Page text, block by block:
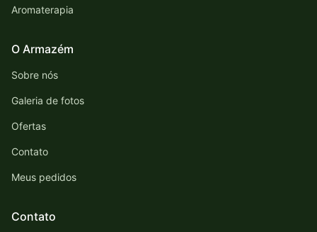
Aromaterapia
O Armazém
Sobre nós
Galeria de fotos
Ofertas
Contato
Meus pedidos
Contato